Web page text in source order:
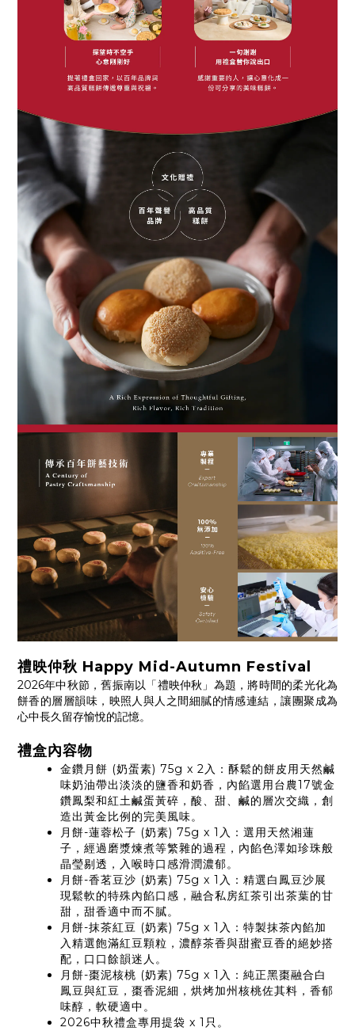
禮映仲秋 Happy Mid-Autumn Festival
2026年中秋節，舊振南以「禮映仲秋」為題，將時間的柔光化為
餅香的層層韻味，映照人與人之間細膩的情感連結，讓團聚成為
心中長久留存愉悅的記憶。
禮盒內容物
金鑽月餅 (奶蛋素) 75g x 2入：酥鬆的餅皮用天然鹹
味奶油帶出淡淡的鹽香和奶香，內餡選用台農17號金
鑽鳳梨和紅土鹹蛋黃碎，酸、甜、鹹的層次交織，創
造出黃金比例的完美風味。
月餅-蓮蓉松子 (奶素) 75g x 1入：選用天然湘蓮
子，經過磨漿煉煮等繁雜的過程，內餡色澤如珍珠般
晶瑩剔透，入喉時口感滑潤濃郁。
月餅-香茗豆沙 (奶素) 75g x 1入：精選白鳳豆沙展
現鬆軟的特殊內餡口感，融合私房紅茶引出茶葉的甘
甜，甜香適中而不膩。
月餅-抹茶紅豆 (奶素) 75g x 1入：特製抹茶內餡加
入精選飽滿紅豆顆粒，濃醇茶香與甜蜜豆香的絕妙搭
配，口口餘韻迷人。
月餅-棗泥核桃 (奶素) 75g x 1入：純正黑棗融合白
鳳豆與紅豆，棗香泥細，烘烤加州核桃佐其料，香郁
味醇，軟硬適中。
2026中秋禮盒專用提袋 x 1只。